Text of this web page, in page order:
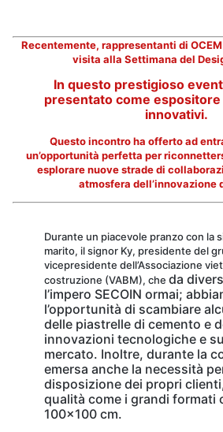
Recentemente, rappresentanti di
visita alla Settimana del
In questo prestigioso
presentato come espositore
innovativi.
Questo incontro ha offerto ad
un’opportunità perfetta per
esplorare nuove strade di
atmosfera dell’innovazione
Durante un piacevole pranzo con la
marito, il signor Ky, presidente del
vicepresidente dell’Associazione
costruzione (VABM), che da
l’impero SECOIN ormai;
l’opportunità di scambiare
delle piastrelle di cemento e
innovazioni tecnologiche e
mercato. Inoltre, durante la
emersa anche la necessità
disposizione dei propri
qualità come i grandi formati
100×100 cm.